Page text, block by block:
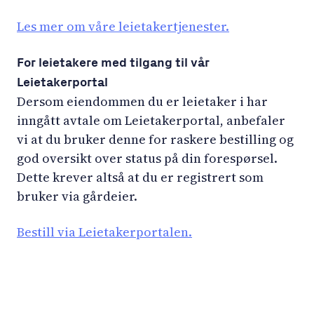
Les mer om våre leietakertjenester.
For leietakere med tilgang til vår
Leietakerportal
Dersom eiendommen du er leietaker i har
inngått avtale om Leietakerportal, anbefaler
vi at du bruker denne for raskere bestilling og
god oversikt over status på din forespørsel.
Dette krever altså at du er registrert som
bruker via gårdeier.
Bestill via Leietakerportalen.